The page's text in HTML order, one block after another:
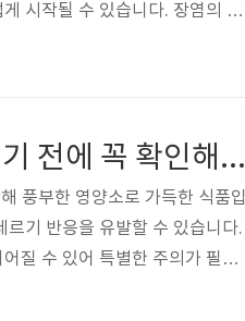
시작될 수 있습니다. 장염의 원
름철이나 위생 상태가 불량한 지
견과류 알레르기와 아나필락시스: 먹기 전에 꼭 확인해야 할 필수 정보
풍부한 영양소로 가득한 식품입
기 반응을 유발할 수 있습니다.
질 수 있어 특별한 주의가 필요
하면서 과민 반응을 일으키는